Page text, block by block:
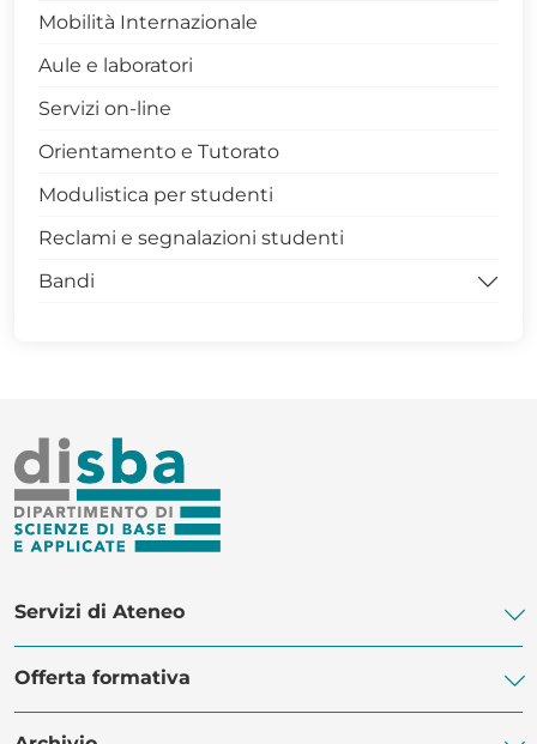
Gruppo di Assicurazione della Qualità
PhDiaries
Infrastrutture di Ricerca
Internazionalizzazione
Terza Missione
Avvisi Dottorato
Modulistica Dottorandi
Modulistica docenti dottorandi
MASTER DISBA
Competenze trasversali in Unibas
Archivio Insegnamenti
Archivio Insegnamenti corso di laurea in
Matematica (L 35)
Magistrale in Matematica (LM 40)
Mobilità Internazionale
Aule e laboratori
Servizi on-line
Orientamento e Tutorato
Modulistica per studenti
Reclami e segnalazioni studenti
Bandi
Servizi di Ateneo
Biblioteca di Ateneo
Centro Linguistico di Ateneo
Offerta formativa